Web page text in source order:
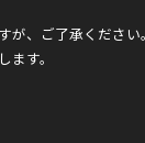
、ご了承ください。
す。